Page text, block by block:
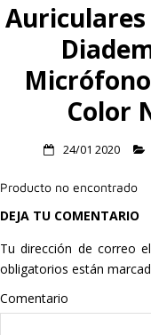
Inicio
Alimentación
Deportes
Hogar
Listas
Auriculares
Micrófono
Color
24/01 2020
Producto no encontrado
DEJA TU COMENTARIO
Tu dirección de correo
obligatorios están
Comentario